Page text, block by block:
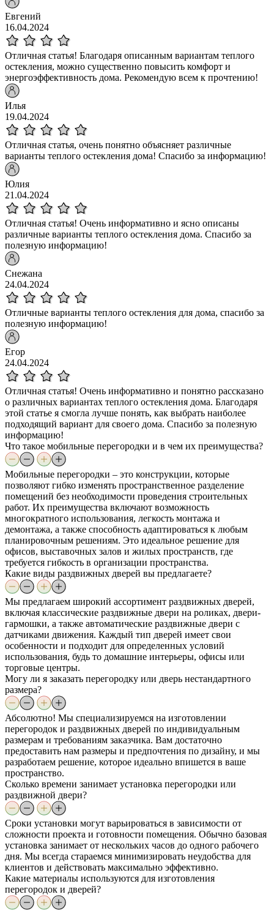
Евгений
16.04.2024
Отличная статья! Благодаря описанным вариантам теплого
остекления, можно существенно повысить комфорт и
энергоэффективность дома. Рекомендую всем к прочтению!
Илья
19.04.2024
Отличная статья, очень понятно объясняет различные
варианты теплого остекления дома! Спасибо за информацию!
Юлия
21.04.2024
Отличная статья! Очень информативно и ясно описаны
различные варианты теплого остекления дома. Спасибо за
полезную информацию!
Снежана
24.04.2024
Отличные варианты теплого остекления для дома, спасибо за
полезную информацию!
Егор
24.04.2024
Отличная статья! Очень информативно и понятно рассказано
о различных вариантах теплого остекления дома. Благодаря
этой статье я смогла лучше понять, как выбрать наиболее
подходящий вариант для своего дома. Спасибо за полезную
информацию!
Что такое мобильные перегородки и в чем их преимущества?
Мобильные перегородки – это конструкции, которые
позволяют гибко изменять пространственное разделение
помещений без необходимости проведения строительных
работ. Их преимущества включают возможность
многократного использования, легкость монтажа и
демонтажа, а также способность адаптироваться к любым
планировочным решениям. Это идеальное решение для
офисов, выставочных залов и жилых пространств, где
требуется гибкость в организации пространства.
Какие виды раздвижных дверей вы предлагаете?
Мы предлагаем широкий ассортимент раздвижных дверей,
включая классические раздвижные двери на роликах, двери-
гармошки, а также автоматические раздвижные двери с
датчиками движения. Каждый тип дверей имеет свои
особенности и подходит для определенных условий
использования, будь то домашние интерьеры, офисы или
торговые центры.
Могу ли я заказать перегородку или дверь нестандартного
размера?
Абсолютно! Мы специализируемся на изготовлении
перегородок и раздвижных дверей по индивидуальным
размерам и требованиям заказчика. Вам достаточно
предоставить нам размеры и предпочтения по дизайну, и мы
разработаем решение, которое идеально впишется в ваше
пространство.
Сколько времени занимает установка перегородки или
раздвижной двери?
Сроки установки могут варьироваться в зависимости от
сложности проекта и готовности помещения. Обычно базовая
установка занимает от нескольких часов до одного рабочего
дня. Мы всегда стараемся минимизировать неудобства для
клиентов и действовать максимально эффективно.
Какие материалы используются для изготовления
перегородок и дверей?